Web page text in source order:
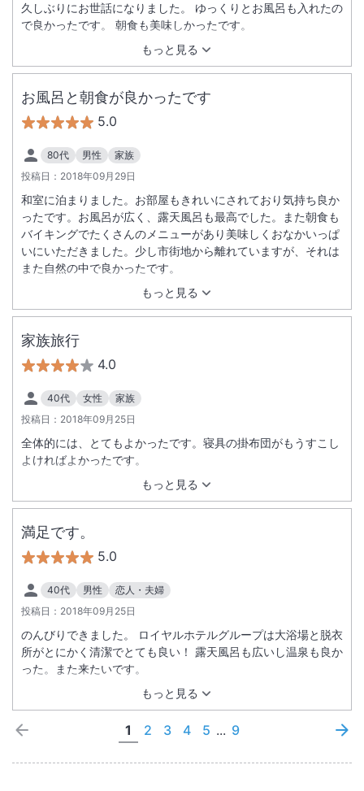
もっと見る
久しぶりにお世話になりました。 ゆっくりとお風呂も入れたの
で良かったです。 朝食も美味しかったです。
お風呂と朝食が良かったです
5.0
80代 男性
家族
投稿日： 2018年09月29日
もっと見る
和室に泊まりました。お部屋もきれいにされており気持ち良か
ったです。お風呂が広く、露天風呂も最高でした。また朝食も
バイキングでたくさんのメニューがあり美味しくおなかいっぱ
いにいただきました。少し市街地から離れていますが、それは
また自然の中で良かったです。
家族旅行
4.0
40代 女性
家族
投稿日： 2018年09月25日
もっと見る
全体的には、とてもよかったです。寝具の掛布団がもうすこし
よければよかったです。
満足です。
5.0
40代 男性
恋人・夫婦
投稿日： 2018年09月25日
もっと見る
のんびりできました。 ロイヤルホテルグループは大浴場と脱衣
所がとにかく清潔でとても良い！ 露天風呂も広いし温泉も良か
った。また来たいです。
1 2 3 4 5 ... 9